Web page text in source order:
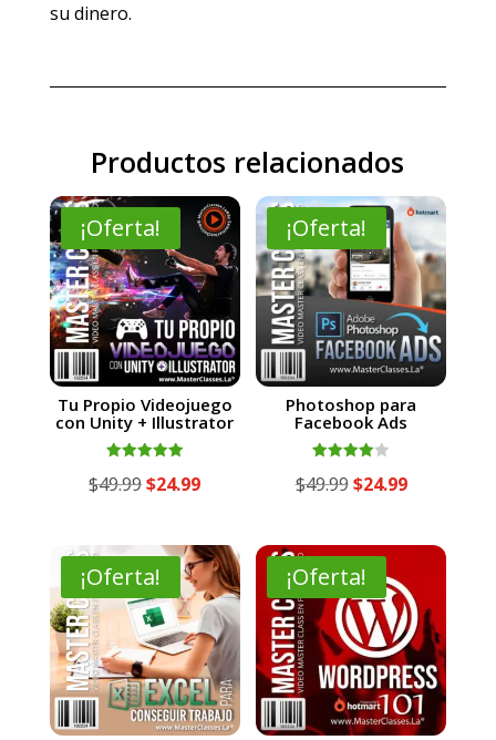
su dinero.
Productos relacionados
¡Oferta!
Tu Propio Videojuego
con Unity + Illustrator
con
$49.99El
original
era:
$49.99.
$24.99El
actual
es:
$24.99.
¡Oferta!
Photoshop para
Facebook Ads
con
$49.99El
original
era:
$49.99.
$24.99El
actual
$24.99.
¡Oferta! ¡Oferta!